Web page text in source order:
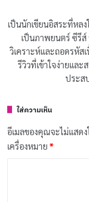
ถ่ายทอดความรู้สึกแล
อย่างชัดเจน ทำให้ผู้ช
นอกจากนี้ ชเวจินฮยอ
หนึ่งที่เป็นคู่แข่งของจา
ถึงความทะเยอทะยา
สำเร็จในอาชีพของตัว
งานสร้าง
ซีรีส์ Numbers (ล้างบั
เป็นนักเขียนอิสระที่หล
เป็นภาพยนตร์ ซีรี
วิเคราะห์และถอดรหัส
รีวิวที่เข้าใจง่ายแล
ประส
ใส่ความเห็น
อีเมลของคุณจะไม่แสด
เครื่องหมาย *